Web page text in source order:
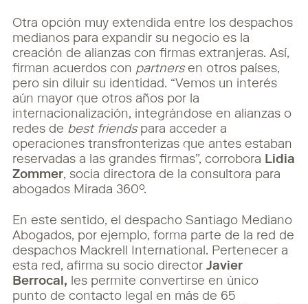
Otra opción muy extendida entre los despachos
medianos para expandir su negocio es la
creación de alianzas con firmas extranjeras. Así,
firman acuerdos con partnersen otros países,
pero sin diluir su identidad. “Vemos un interés
aún mayor que otros años por la
internacionalización, integrándose en alianzas o
redes de best friendspara acceder a
operaciones transfronterizas que antes estaban
reservadas a las grandes firmas”, corrobora Lidia
Zommer, socia directora de la consultora para
abogados Mirada 360º.
En este sentido, el despacho Santiago Mediano
Abogados, por ejemplo, forma parte de la red de
despachos Mackrell International. Pertenecer a
esta red, afirma su socio directorJavier
Berrocal, les permite convertirse en único
punto de contacto legal en más de 65